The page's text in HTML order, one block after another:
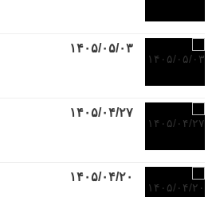
۱۴۰۵/۰۵/۰۳
۱۴۰۵/۰۴/۲۷
۱۴۰۵/۰۴/۲۰